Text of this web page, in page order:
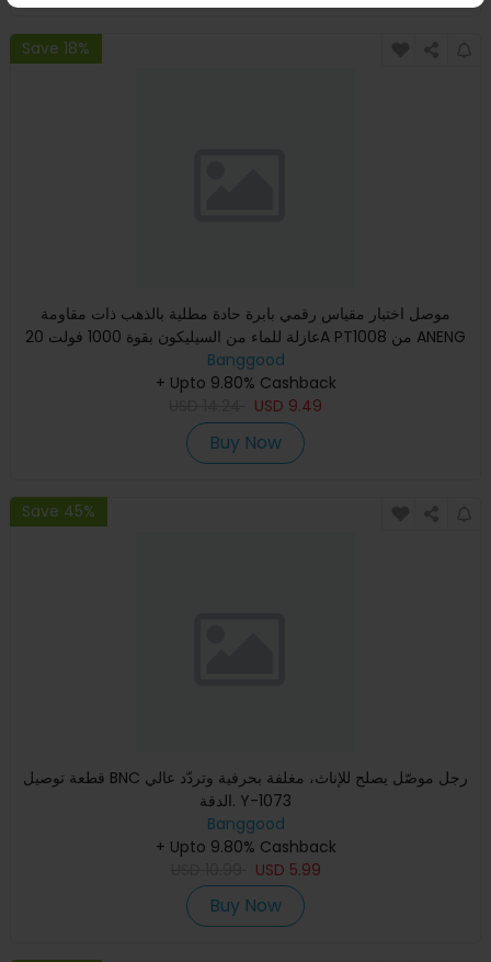
Save 18%
موصل اختبار مقياس رقمي بابرة حادة مطلية بالذهب ذات مقاومة
عازلة للماء من السيليكون بقوة 1000 فولت 20A PT1008 من ANENG
بأ
Banggood
+ Upto 9.80% Cashback
USD 9.49
Buy Now
Save 45%
قطعة توصيل BNC رجل موصّل يصلح للإناث، مغلفة بحرفية وتردّد عالي
الدقة. Y-1073
Banggood
+ Upto 9.80% Cashback
USD 5.99
Buy Now